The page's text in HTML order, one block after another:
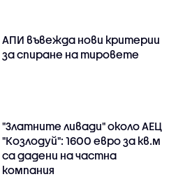
АПИ въвежда нови критерии
за спиране на тировете
"Златните ливади" около АЕЦ
"Козлодуй": 1600 евро за кв.м
са дадени на частна
компания